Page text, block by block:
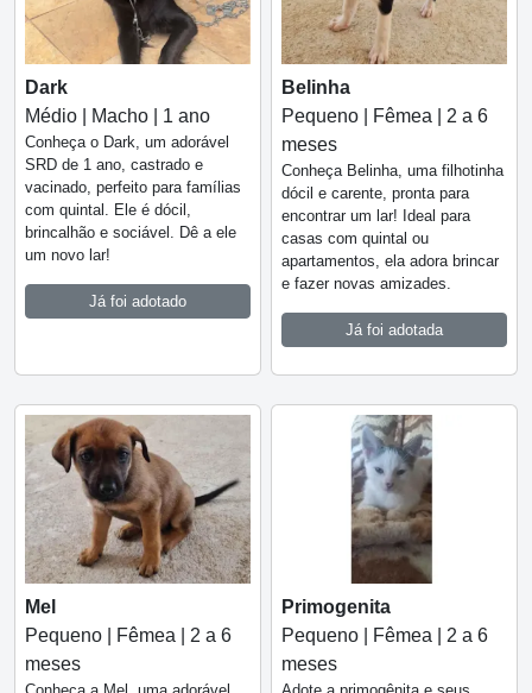
Dark
Médio | Macho | 1 ano
Conheça o Dark, um adorável
SRD de 1 ano, castrado e
vacinado, perfeito para famílias
com quintal. Ele é dócil,
brincalhão e sociável. Dê a ele
um novo lar!
Já foi adotado
Belinha
Pequeno | Fêmea | 2 a 6
meses
Conheça Belinha, uma filhotinha
dócil e carente, pronta para
encontrar um lar! Ideal para
casas com quintal ou
apartamentos, ela adora brincar
e fazer novas amizades.
Já foi adotada
Mel
Pequeno | Fêmea | 2 a 6
meses
Primogenita
Pequeno | Fêmea | 2 a 6
meses